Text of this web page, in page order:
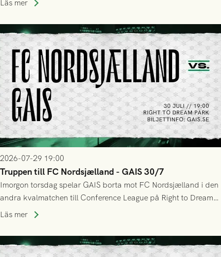
tennissiffror och det grönsvarta europaäventyret tog slut.
Läs mer
2026-07-29 19:00
Truppen till FC Nordsjælland - GAIS 30/7
Imorgon torsdag spelar GAIS borta mot FC Nordsjælland i den
andra kvalmatchen till Conference League på Right to Dream
Park! Fredrik Holmberg och ledarstaben har tagit ut följande
Läs mer